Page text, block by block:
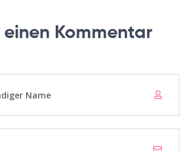
einen Kommentar